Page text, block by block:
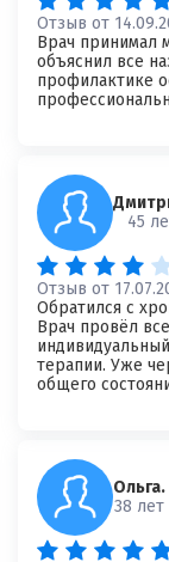
Отзыв от
Врач принимал
объяснил все
профилактике
45
Отзыв от
Обратился с
Врач провёл
терапии. Уже
общего
Ольга.
38 лет
Спасибо,
Ваша оценка
Отзыв о
Я согласен на